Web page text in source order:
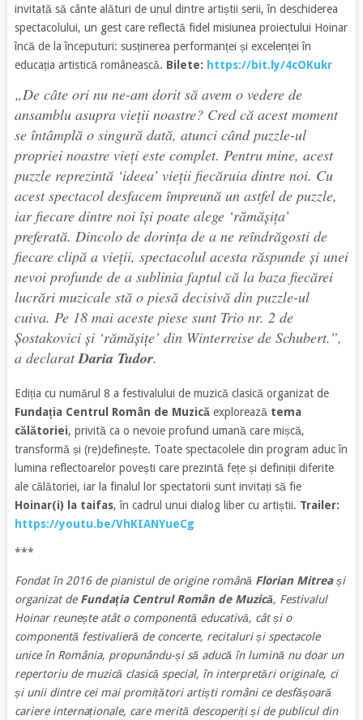
invitată să cânte alături de unul dintre artiștii serii, în deschiderea
spectacolului, un gest care reflectă fidel misiunea proiectului Hoinar
încă de la începuturi: susținerea performanței și excelenței în
educația artistică românească. Bilete: https://bit.ly/4cOKukr
„De câte ori nu ne-am dorit să avem o vedere de
ansamblu asupra vieții noastre? Cred că acest moment
se întâmplă o singură dată, atunci când puzzle-ul
propriei noastre vieți este complet. Pentru mine, acest
puzzle reprezintă ‘ideea’ vieții fiecăruia dintre noi. Cu
acest spectacol desfacem împreună un astfel de puzzle,
iar fiecare dintre noi își poate alege ‘rămășița’
preferată. Dincolo de dorința de a ne reîndrăgosti de
fiecare clipă a vieții, spectacolul acesta răspunde și unei
nevoi profunde de a sublinia faptul că la baza fiecărei
lucrări muzicale stă o piesă decisivă din puzzle-ul
cuiva. Pe 18 mai aceste piese sunt Trio nr. 2 de
Șostakovici și ‘rămășițe’ din Winterreise de Schubert.”,
a declaratDaria Tudor.
Ediția cu numărul 8 a festivalului de muzică clasică organizat de
Fundația Centrul Român de Muzicăexplorează tema
călătoriei, privită ca o nevoie profund umană care mișcă,
transformă și (re)definește. Toate spectacolele din program aduc în
lumina reflectoarelor povești care prezintă fețe și definiții diferite
ale călătoriei, iar la finalul lor spectatorii sunt invitați să fie
Hoinar(i) la taifas, în cadrul unui dialog liber cu artiștii. Trailer:
https://youtu.be/VhKIANYueCg
***
Fondat în 2016 de pianistul de origine română Florian Mitreași
organizat de Fundația Centrul Român de Muzică, Festivalul
Hoinar reunește atât o componentă educativă, cât și o
componentă festivalieră de concerte, recitaluri și spectacole
unice în România, propunându-și să aducă în lumină nu doar un
repertoriu de muzică clasică special, în interpretări originale, ci
și unii dintre cei mai promițători artiști români ce desfășoară
cariere internaționale, care merită descoperiți și de publicul din